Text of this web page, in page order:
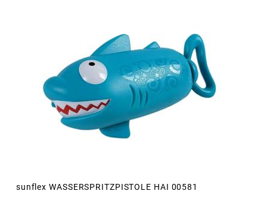
sunflex WASSERSPRITZPISTOLE HAI 00581